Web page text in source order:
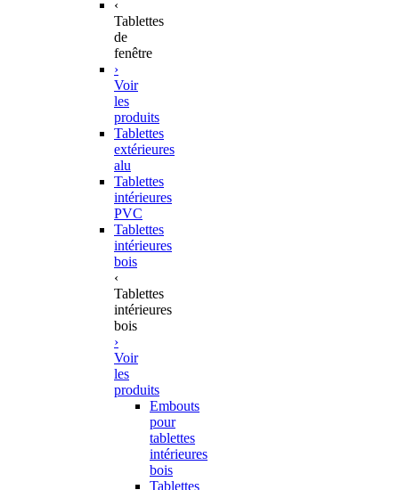
‹
Tablettes
de
fenêtre
›
Voir
les
produits
Tablettes
extérieures
alu
Tablettes
intérieures
PVC
Tablettes
intérieures
bois
‹
Tablettes
intérieures
bois
›
Voir
les
produits
Embouts
pour
tablettes
intérieures
bois
Tablettes